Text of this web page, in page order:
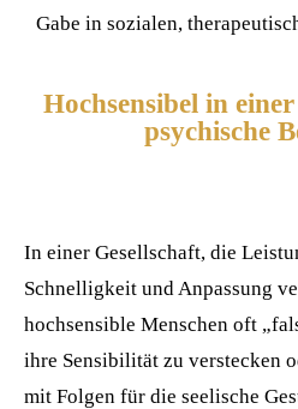
Gabe in sozialen,
Hochsensibel in
psychische
In einer Gesellschaft, die
Schnelligkeit und Anpassung
hochsensible Menschen oft
ihre Sensibilität zu verstecken
mit Folgen für die seelische